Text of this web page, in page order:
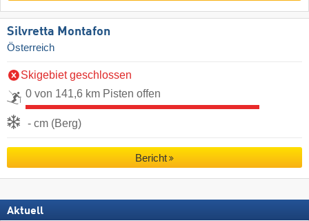
Silvretta Montafon
Österreich
Skigebiet geschlossen
0 von 141,6 km Pisten offen
- cm (Berg)
Bericht
Aktuell